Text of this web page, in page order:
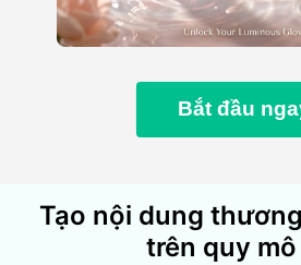
Bắt đầu
Tạo nội dung
trên quy